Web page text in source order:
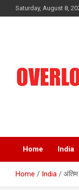
to
Saturday, August 8,
Home India
Home India अंतिम